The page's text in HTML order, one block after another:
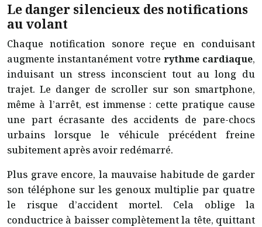
Le danger silencieux des notifications
au volant
Chaque notification sonore reçue en conduisant
augmente instantanément votre rythme cardiaque,
induisant un stress inconscient tout au long du
trajet. Le danger de scroller sur son smartphone,
même à l’arrêt, est immense : cette pratique cause
une part écrasante des accidents de pare-chocs
urbains lorsque le véhicule précédent freine
subitement après avoir redémarré.
Plus grave encore, la mauvaise habitude de garder
son téléphone sur les genoux multiplie par quatre
le risque d’accident mortel. Cela oblige la
conductrice à baisser complètement la tête, quittant